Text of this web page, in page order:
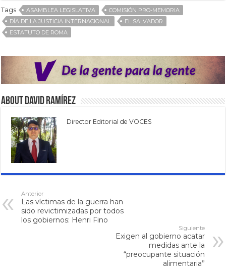
Tags ASAMBLEA LEGISLATIVA
COMISIÓN PRO-MEMORIA
DÍA DE LA JUSTICIA INTERNACIONAL
EL SALVADOR
ESTATUTO DE ROMA
About David Ramírez
Director Editorial de VOCES
Anterior
Las víctimas de la guerra han
sido revictimizadas por todos
los gobiernos: Henri Fino
Siguiente
Exigen al gobierno acatar
medidas ante la
“preocupante situación
alimentaria”